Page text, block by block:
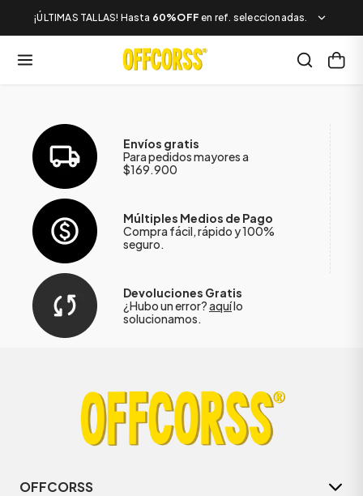
¡ÚLTIMAS TALLAS! Hasta 60%OFF en ref. seleccionadas.
Envíos gratis
Para pedidos mayores a
$169.900
Múltiples Medios de Pago
Compra fácil, rápido y 100%
seguro.
Devoluciones Gratis
¿Hubo un error?aquílo
solucionamos.
OFFCORSS